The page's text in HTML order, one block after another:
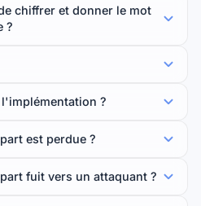
chiffrer et donner le mot
?
?
est perdue ?
fuit vers un attaquant ?